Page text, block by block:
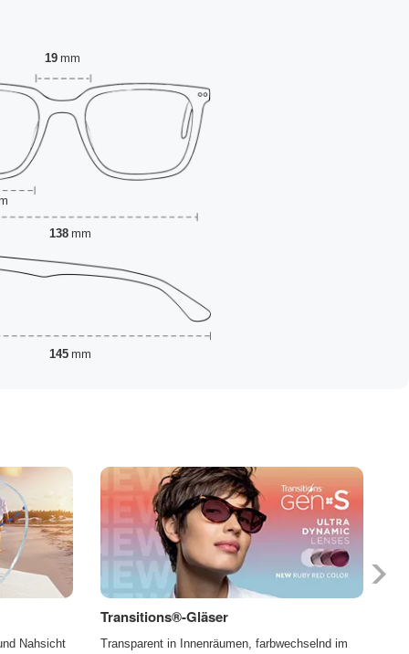
19 mm
138 mm
145 mm
Nahsicht
Transitions®-Gläser
Transparent in Innenräumen, farbwechselnd im